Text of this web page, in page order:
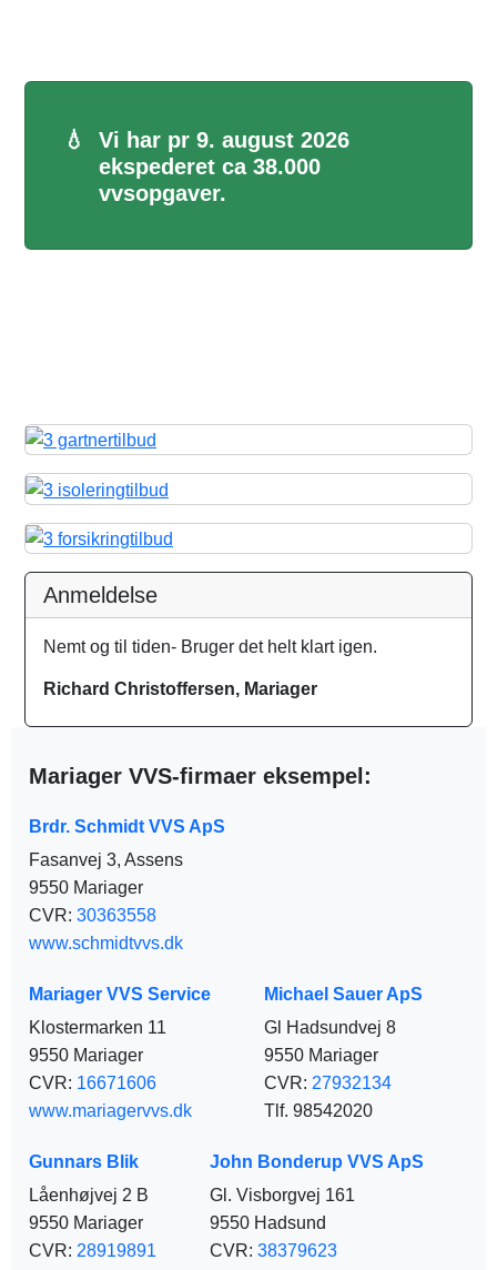
💧 Vi har pr 9. august 2026
ekspederet ca 38.000
vvsopgaver.
Anmeldelse
Nemt og til tiden- Bruger det helt klart igen.
Richard Christoffersen, Mariager
Mariager VVS-firmaer eksempel:
Brdr. Schmidt VVS ApS
Fasanvej 3, Assens
9550 Mariager
CVR: 30363558
www.schmidtvvs.dk
Mariager VVS Service
Klostermarken 11
9550 Mariager
CVR: 16671606
www.mariagervvs.dk
Michael Sauer ApS
Gl Hadsundvej 8
9550 Mariager
CVR: 27932134
Tlf. 98542020
Gunnars Blik
Låenhøjvej 2 B
9550 Mariager
CVR: 28919891
John Bonderup VVS ApS
Gl. Visborgvej 161
9550 Hadsund
CVR: 38379623